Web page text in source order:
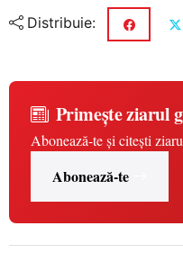
Distribuie:
Primește ziarul
Abonează-te și citești
Abonează-te